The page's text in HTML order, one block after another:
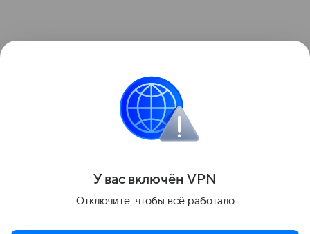
Ранее мы писали, что в Омске в празднование 80-
летия Победы изменят движение общественного
Поделиться
У вас включён VPN
Отключите, чтобы всё работало